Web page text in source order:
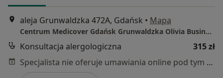
aleja Grunwaldzka 472A, Gdańsk • Mapa
Centrum Medicover Gdańsk Grunwaldzka Olivia Business Center
Konsultacja alergologiczna
315 zł
Specjalista nie oferuje umawiania online pod tym adresem.